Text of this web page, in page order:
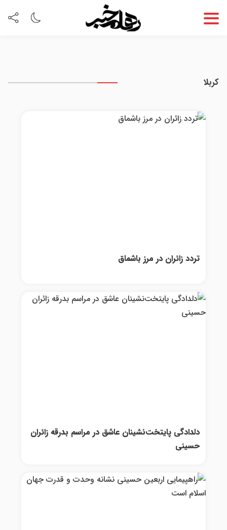
کربلا
تردد زائران در مرز باشماق
دلدادگی پایتخت‌نشینان عاشق در مراسم بدرقه زائران
حسینی